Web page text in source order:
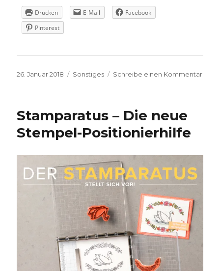
Drucken E-Mail
Facebook
Pinterest
Veröffentlicht
26. Januar 2018 Kategorien
Sonstiges Schreibe einen Kommentarzu
Stamparatus – Die neue
Stempel-Positionierhilfe